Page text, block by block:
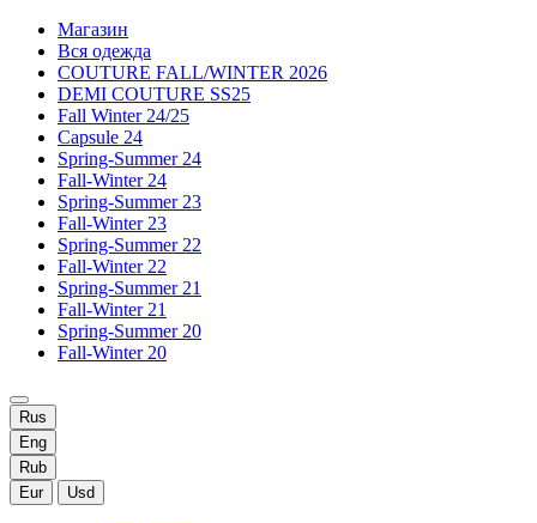
Магазин
Вся одежда
COUTURE FALL/WINTER 2026
DEMI COUTURE SS25
Fall Winter 24/25
Capsule 24
Spring-Summer 24
Fall-Winter 24
Spring-Summer 23
Fall-Winter 23
Spring-Summer 22
Fall-Winter 22
Spring-Summer 21
Fall-Winter 21
Spring-Summer 20
Fall-Winter 20
Rus
Eng
Rub
Eur
Usd